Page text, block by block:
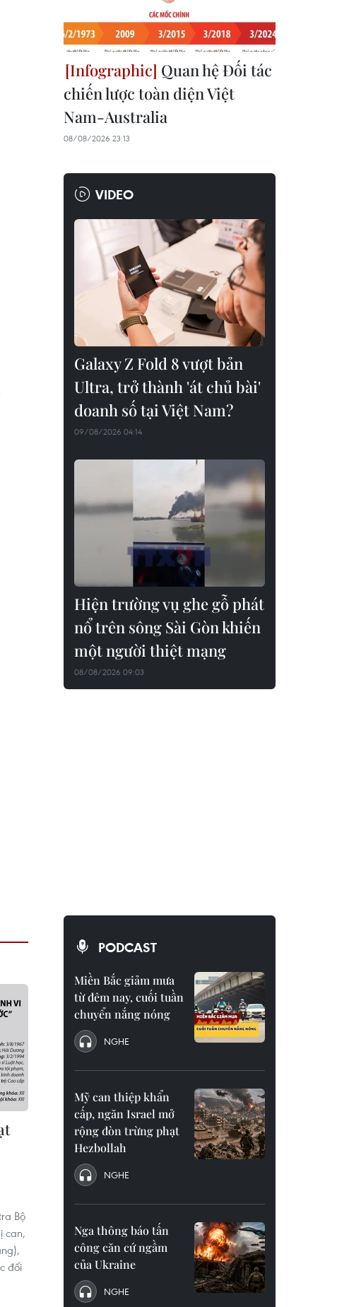
Bộ
can,
đối
Quan hệ Đối tác
chiến lược toàn diện Việt
Nam-Australia
08/08/2026 23:13
VIDEO
Galaxy Z Fold 8 vượt bản
Ultra, trở thành 'át chủ bài'
doanh số tại Việt Nam?
09/08/2026 04:14
Hiện trường vụ ghe gỗ phát
nổ trên sông Sài Gòn khiến
một người thiệt mạng
08/08/2026 09:03
PODCAST
Miền Bắc giảm mưa
từ đêm nay, cuối tuần
chuyển nắng nóng
NGHE
Mỹ can thiệp khẩn
cấp, ngăn Israel mở
rộng đòn trừng phạt
Hezbollah
NGHE
Nga thông báo tấn
công căn cứ ngầm
của Ukraine
NGHE